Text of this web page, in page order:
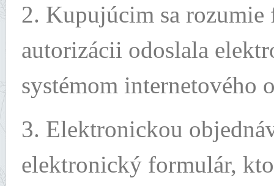
2. Kupujúcim sa
autorizácii odoslala
systémom internetového
3. Elektronickou
elektronický formulár,